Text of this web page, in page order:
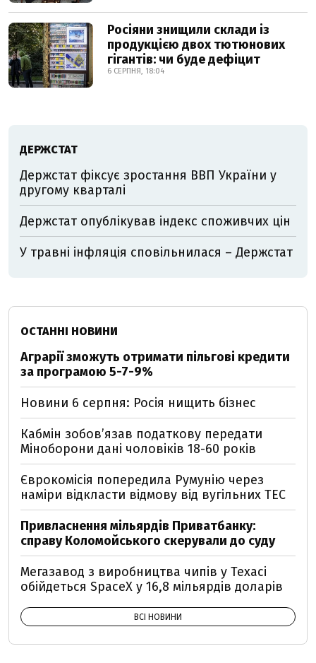
Росіяни знищили склади із
продукцією двох тютюнових
гігантів: чи буде дефіцит
6 СЕРПНЯ, 18:04
ДЕРЖСТАТ
Держстат фіксує зростання ВВП України у
другому кварталі
Держстат опублікував індекс споживчих цін
У травні інфляція сповільнилася – Держстат
ОСТАННІ НОВИНИ
Аграрії зможуть отримати пільгові кредити
за програмою 5-7-9%
Новини 6 серпня: Росія нищить бізнес
Кабмін зобовʼязав податкову передати
Міноборони дані чоловіків 18-60 років
Єврокомісія попередила Румунію через
наміри відкласти відмову від вугільних ТЕС
Привласнення мільярдів Приватбанку:
справу Коломойського скерували до суду
Мегазавод з виробництва чипів у Техасі
обійдеться SpaceX у 16,8 мільярдів доларів
ВСІ НОВИНИ